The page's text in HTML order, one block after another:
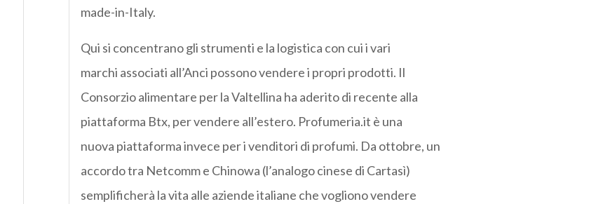
made-in-Italy.
Qui si concentrano gli strumenti e la logistica con cui i vari
marchi associati all’Anci possono vendere i propri prodotti. Il
Consorzio alimentare per la Valtellina ha aderito di recente alla
piattaforma Btx, per vendere all’estero. Profumeria.it è una
nuova piattaforma invece per i venditori di profumi. Da ottobre, un
accordo tra Netcomm e Chinowa (l’analogo cinese di Cartasì)
semplificherà la vita alle aziende italiane che vogliono vendere